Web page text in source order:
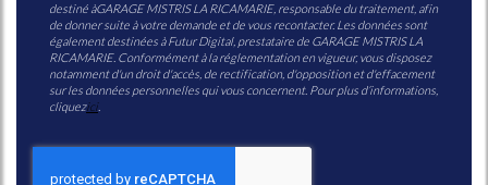
destiné àGARAGE MISTRIS LA RICAMARIE, responsable du traitement, afin
de donner suite à votre demande et de vous recontacter. Les données sont
également destinées à Futur Digital, prestataire de GARAGE MISTRIS LA
RICAMARIE. Conformément à la réglementation en vigueur, vous disposez
notamment d'un droit d'accès, de rectification, d'opposition et d'effacement
sur les données personnelles qui vous concernent. Pour plus d’informations,
cliquezici.